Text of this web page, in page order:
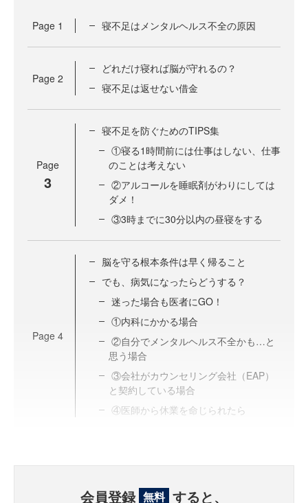
Page 1 寝不足はメンタルヘルス不全の原因
Page 2
どれだけ寝れば脳が守れるの？
寝不足は返せない借金
Page
3
寝不足を防ぐためのTIPS集
①寝る1時間前には仕事はしない、仕事
のことは考えない
②アルコールを睡眠剤がわりにしては
ダメ！
③3時までに30分以内の昼寝をする
Page 4
脳を守る根本条件は早く帰ること
でも、病気になったらどうする？
迷った場合も医者にGO！
①内科にかかる場合
②自分でメンタルヘルス不全かも…と
思う場合
③会社がカウンセリング会社（EAP）
と契約している場合
④医師から休業を命じられたら
会員登録 無料 すると、